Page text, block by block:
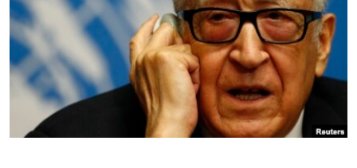
ВСЕ ЗА ДЕНЬ
СПЕЦПРОЕКТИ
ДЕПОРТАЦІЯ
ВІДЕОУРОКИ «ELIFBE»
СВІДЧЕННЯ ОКУПАЦІЇ
ЯК ОБІЙТИ БЛОКУВАННЯ
Русский
Qırımtatar